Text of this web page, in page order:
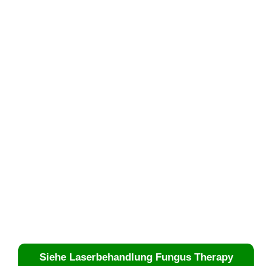
Siehe Laserbehandlung Fungus Therapy